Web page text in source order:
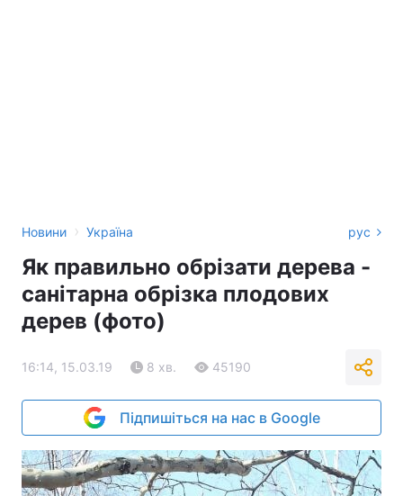
Новини › Україна рус
Як правильно обрізати дерева -
санітарна обрізка плодових
дерев (фото)
16:14, 15.03.19 8 хв. 45190
Підпишіться на нас в Google